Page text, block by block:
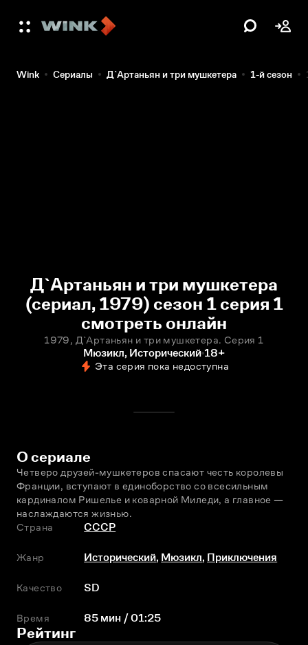
Wink Сериалы Д`Артаньян и три мушкетера 1-й сезон
Д`Артаньян и три мушкетера
(сериал, 1979) сезон 1 серия 1
смотреть онлайн
1979, Д`Артаньян и три мушкетера. Серия 1
Мюзикл, Исторический 18+
Эта серия пока недоступна
О сериале
Четверо друзей-мушкетеров спасают честь королевы
Франции, вступают в единоборство со всесильным
кардиналом Ришелье и коварной Миледи, а главное —
наслаждаются жизнью.
Страна
СССР
Жанр Исторический, Мюзикл, Приключения
Качество SD
Время 85 мин / 01:25
Рейтинг